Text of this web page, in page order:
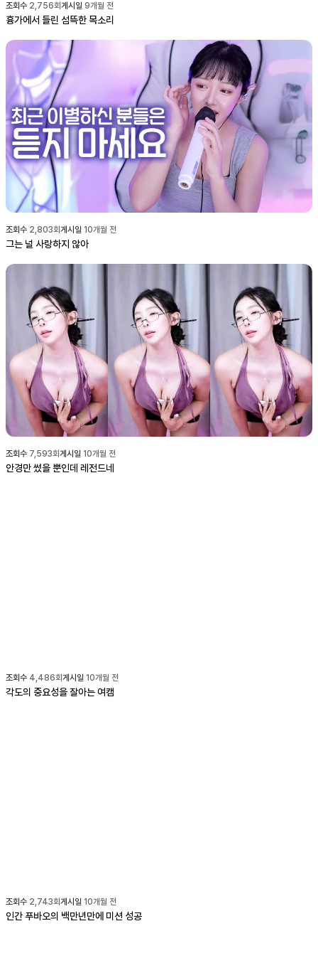
조회수 2,756회게시일 9개월 전
흉가에서 들린 섬뜩한 목소리
조회수 2,803회게시일 10개월 전
그는 널 사랑하지 않아
조회수 7,593회게시일 10개월 전
안경만 썼을 뿐인데 레전드네
조회수 4,486회게시일 10개월 전
각도의 중요성을 잘아는 여캠
조회수 2,743회게시일 10개월 전
인간 푸바오의 백만년만에 미션 성공